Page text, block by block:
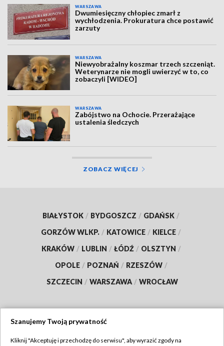
WARSZAWA
Dwumiesięczny chłopiec zmarł z
wychłodzenia. Prokuratura chce postawić
zarzuty
WARSZAWA
Niewyobrażalny koszmar trzech szczeniąt.
Weterynarze nie mogli uwierzyć w to, co
zobaczyli [WIDEO]
WARSZAWA
Zabójstwo na Ochocie. Przerażające
ustalenia śledczych
ZOBACZ WIĘCEJ
BIAŁYSTOK / BYDGOSZCZ / GDAŃSK /
GORZÓW WLKP. / KATOWICE / KIELCE /
KRAKÓW / LUBLIN / ŁÓDŹ / OLSZTYN /
OPOLE / POZNAŃ / RZESZÓW /
SZCZECIN / WARSZAWA / WROCŁAW
Szanujemy Twoją prywatność
Kliknij "Akceptuję i przechodzę do serwisu", aby wyrazić zgody na